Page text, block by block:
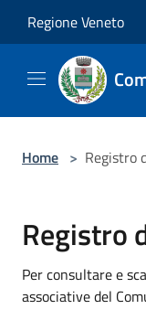
Regione Veneto
Home > Registro
Registro
Per consultare e
associative del